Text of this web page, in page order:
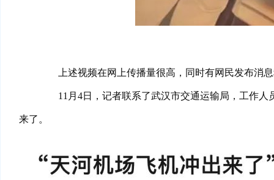
上述视频在网上传播量很高，同时有网民发布消息
11月4日，记者联系了武汉市交通运输局，工作人
来了。